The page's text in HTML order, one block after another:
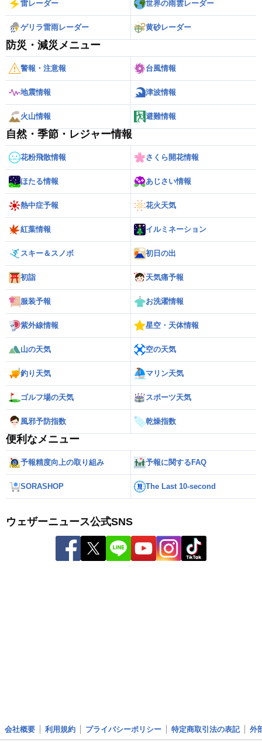
雷レーダー 世界の雨雲レーダー
ゲリラ雷雨レーダー 黄砂レーダー
防災・減災メニュー
警報・注意報 台風情報
地震情報 津波情報
火山情報 避難情報
自然・季節・レジャー情報
花粉飛散情報 さくら開花情報
ほたる情報 あじさい情報
熱中症予報 花火天気
紅葉情報 イルミネーション
スキー＆スノボ 初日の出
初詣 天気痛予報
服装予報 お洗濯情報
紫外線情報 星空・天体情報
山の天気 空の天気
釣り天気 マリン天気
ゴルフ場の天気 スポーツ天気
風邪予防指数 乾燥指数
便利なメニュー
予報精度向上の取り組み 予報に関するFAQ
SORASHOP The Last 10-second
ウェザーニュース公式SNS
会社概要 利用規約 プライバシーポリシー 特定商取引法の表記 外